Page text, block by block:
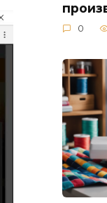
0